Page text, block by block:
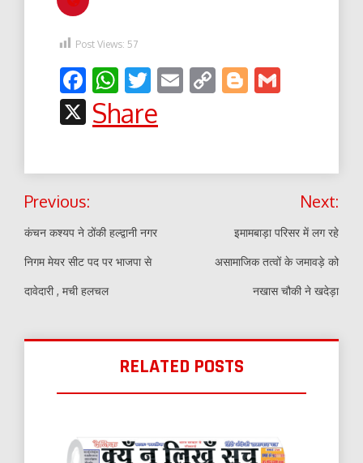
Post Views: 57
Facebook
WhatsApp
Twitter
EmailCopyBlogger
X
Share
Post
navigation
Previous:
कंचन कश्यप ने ठोंकी हल्द्वानी नगर
निगम मेयर सीट पद पर भाजपा से
दावेदारी , मची हलचल
Next:
इमामबाड़ा परिसर में लग रहे
असामाजिक तत्वों के जमावड़े को
नखास चौकी ने खदेड़ा
RELATED POSTS